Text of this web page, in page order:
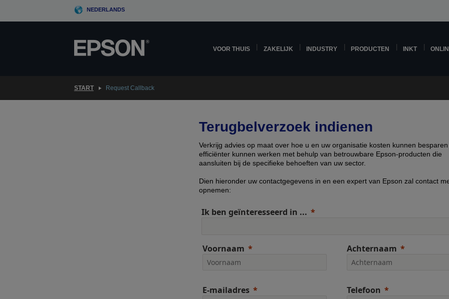
NEDERLANDS
VOOR THUIS ZAKELIJK INDUSTRY PRODUCTEN INKT
START Request Callback
Terugbelverzoek indienen
Verkrijg advies op maat over hoe u en uw organisatie kosten kunnen
efficiënter kunnen werken met behulp van betrouwbare Epson-producten die
aansluiten bij de specifieke behoeften van uw sector.
Dien hieronder uw contactgegevens in en een expert van Epson zal contact
opnemen:
Ik ben geïnteresseerd in ...
Voornaam Achternaam
E-mailadres Telefoon